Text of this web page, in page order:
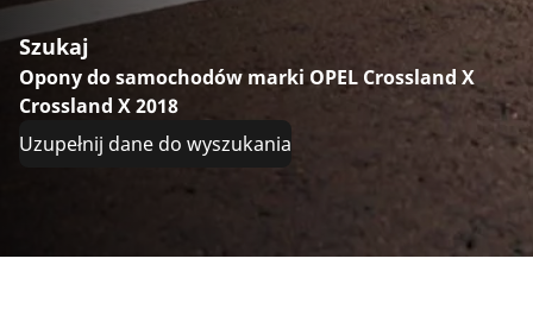
Szukaj
Opony do samochodów marki OPEL Crossland X
Crossland X 2018
Uzupełnij dane do wyszukania